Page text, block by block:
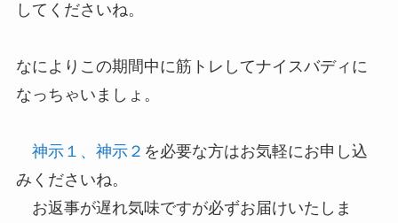
してくださいね。
なによりこの期間中に筋トレしてナイスバディに
なっちゃいましょ。
神示１、神示２ を必要な方はお気軽にお申し込
みくださいね。
お返事が遅れ気味ですが必ずお届けいたしま